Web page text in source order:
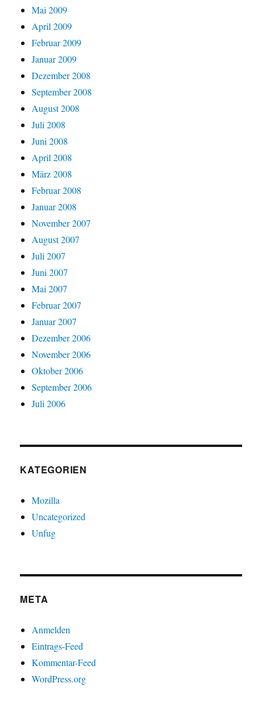
Mai 2009
April 2009
Februar 2009
Januar 2009
Dezember 2008
September 2008
August 2008
Juli 2008
Juni 2008
April 2008
März 2008
Februar 2008
Januar 2008
November 2007
August 2007
Juli 2007
Juni 2007
Mai 2007
Februar 2007
Januar 2007
Dezember 2006
November 2006
Oktober 2006
September 2006
Juli 2006
KATEGORIEN
Mozilla
Uncategorized
Unfug
META
Anmelden
Eintrags-Feed
Kommentar-Feed
WordPress.org